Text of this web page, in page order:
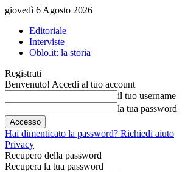
giovedì 6 Agosto 2026
Editoriale
Interviste
Oblo.it: la storia
Registrati
Benvenuto! Accedi al tuo account
il tuo username
la tua password
Hai dimenticato la password? Richiedi aiuto
Privacy
Recupero della password
Recupera la tua password